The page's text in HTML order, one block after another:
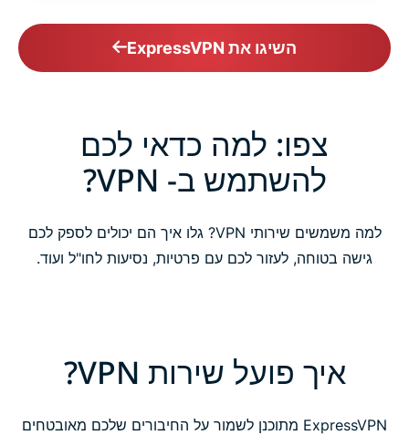
השיגו את ExpressVPN
צפו: למה כדאי לכם
להשתמש ב- VPN?
למה משמשים שירותי VPN? גלו איך הם יכולים לספק לכם
גישה בטוחה, לעזור לכם עם פרטיות, נסיעות לחו"ל ועוד.
איך פועל שירות VPN?
ExpressVPN מתוכנן לשמור על החיבורים שלכם מאובטחים